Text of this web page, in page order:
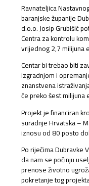
Ravnateljica
baranjske županije
d.o.o. Josip Grubišić
Centra za kontrolu
vrijednog 2,7 milijuna
Centar bi trebao biti
izgradnjom i
znanstvena
će preko šest milijuna
Projekt je financiran
suradnje Hrvatska –
iznosu od 80 posto
Po riječima Dubravke
da nam se počinju
prenose životno
pokretanje tog